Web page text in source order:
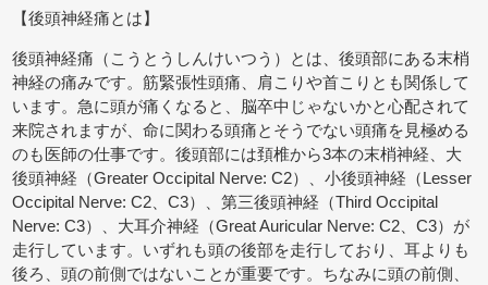
【後頭神経痛とは】
後頭神経痛（こうとうしんけいつう）とは、後頭部にある末梢
神経の痛みです。筋緊張性頭痛、肩こりや首こりとも関係して
います。急に頭が痛くなると、脳卒中じゃないかと心配されて
来院されますが、命に関わる頭痛とそうでない頭痛を見極める
のも医師の仕事です。後頭部には頚椎から3本の末梢神経、大
後頭神経（Greater Occipital Nerve: C2）、小後頭神経（Lesser
Occipital Nerve: C2、C3）、第三後頭神経（Third Occipital
Nerve: C3）、大耳介神経（Great Auricular Nerve: C2、C3）が
走行しています。いずれも頭の後部を走行しており、耳よりも
後ろ、頭の前側ではないことが重要です。ちなみに頭の前側、